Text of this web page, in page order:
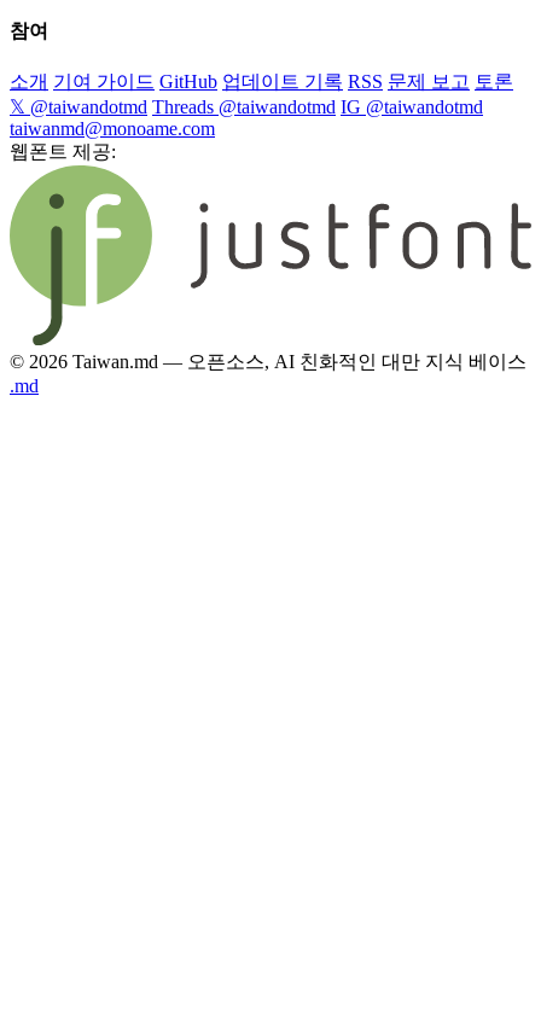
참여
소개 기여 가이드 GitHub 업데이트 기록 RSS 문제 보고 토론
𝕏 @taiwandotmd Threads @taiwandotmd IG @taiwandotmd
taiwanmd@monoame.com
웹폰트 제공:
© 2026 Taiwan.md — 오픈소스, AI 친화적인 대만 지식 베이스
.md